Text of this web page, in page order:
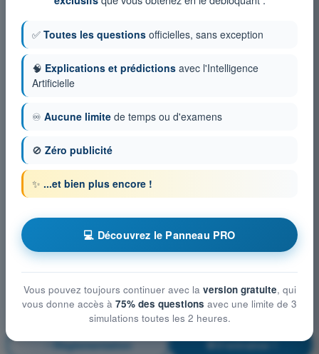
Règlementation S'entraîner !
✅ Toutes les questions officielles, sans exception
🧠 Explications et prédictions avec l'Intelligence
Artificielle
♾️ Aucune limite de temps ou d'examens
🚫 Zéro publicité
✨ ...et bien plus encore !
💻 Découvrez le Panneau PRO
Vous pouvez toujours continuer avec la version gratuite, qui
vous donne accès à 75% des questions avec une limite de 3
simulations toutes les 2 heures.